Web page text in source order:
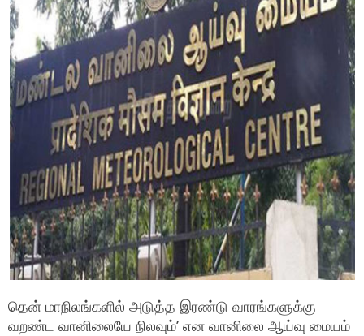
தென் மாநிலங்களில் அடுத்த இரண்டு வாரங்களுக்கு
வறண்ட வானிலையே நிலவும்’ என வானிலை ஆய்வு மையம்